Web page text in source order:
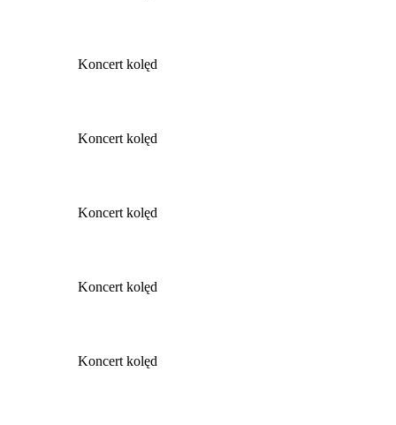
Koncert kolęd
Koncert kolęd
Koncert kolęd
Koncert kolęd
Koncert kolęd